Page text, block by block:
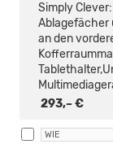
293,– €
Simply
Ablagefächer
an den
WIE